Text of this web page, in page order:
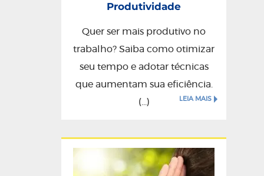
Produtividade
Quer ser mais produtivo no
trabalho? Saiba como otimizar
seu tempo e adotar técnicas
que aumentam sua eficiência.
(...)
LEIA MAIS